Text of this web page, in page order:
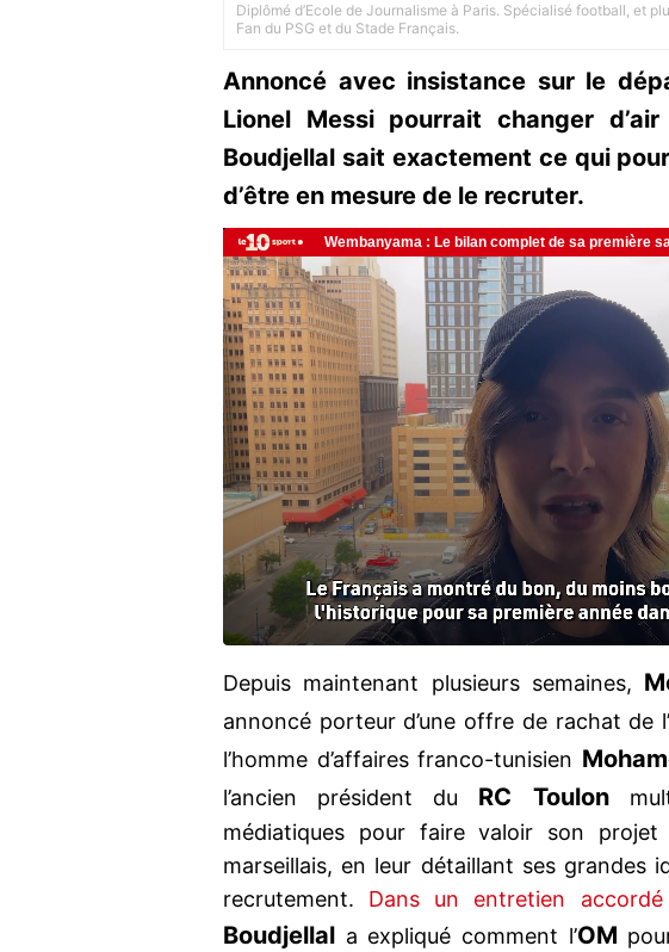
Diplômé d’Ecole de Journalisme à Paris. Spécialisé football, et
Fan du PSG et du Stade Français.
Annoncé avec insistance sur le
Lionel Messi pourrait changer
Boudjellal sait exactement ce qui
d’être en mesure de le recruter.
Depuis maintenant plusieurs semaines,
annoncé porteur d’une offre de rachat de l’
l’homme d’affaires franco-tunisien
l’ancien président du RC Toulon
médiatiques pour faire valoir son projet
marseillais, en leur détaillant ses grandes
recrutement. Dans un entretien
Boudjellal a expliqué comment l’OM